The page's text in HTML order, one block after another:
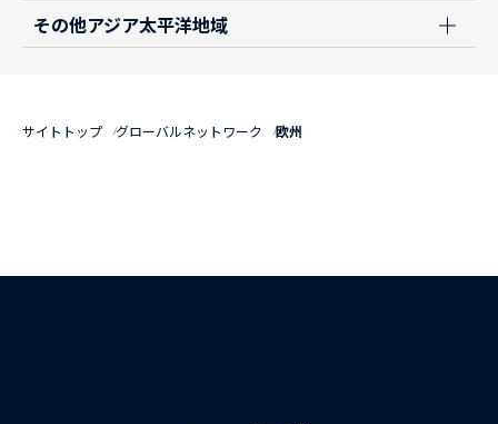
その他アジア太平洋地域
サイトトップ グローバルネットワーク 欧州